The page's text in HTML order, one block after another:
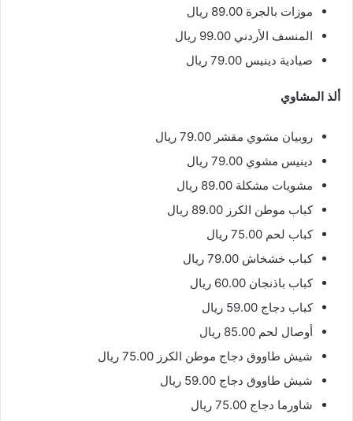
موزات بالجرة 89.00 ريال
المنسف الأردني 99.00 ريال
صيادية دينيس 79.00 ريال
ألذ المشاوي
روبيان مشوي مقشر 79.00 ريال
دينيس مشوي 79.00 ريال
مشويات مشكلة 89.00 ريال
كباب موطن الكرز 89.00 ريال
كباب لحم 75.00 ريال
كباب خشخاش 79.00 ريال
كباب باذنجان 60.00 ريال
كباب دجاج 59.00 ريال
أوصال لحم 85.00 ريال
شيش طاووق دجاج موطن الكرز 75.00 ريال
شيش طاووق دجاج 59.00 ريال
شاورما دجاج 75.00 ريال